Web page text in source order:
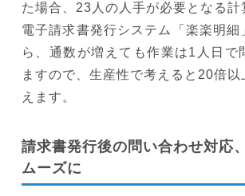
た場合、23人の人手が必要となる計
電子請求書発行システム「楽楽明細
ら、通数が増えても作業は1人日で
ますので、生産性で考えると20倍
えます。
請求書発行後の問い合わせ対応
ムーズに